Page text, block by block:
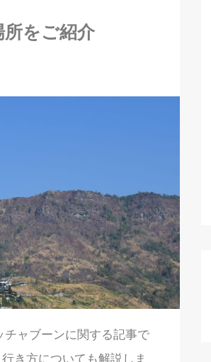
所をご紹介
ャブーンに関する記事で
き方についても解説しま